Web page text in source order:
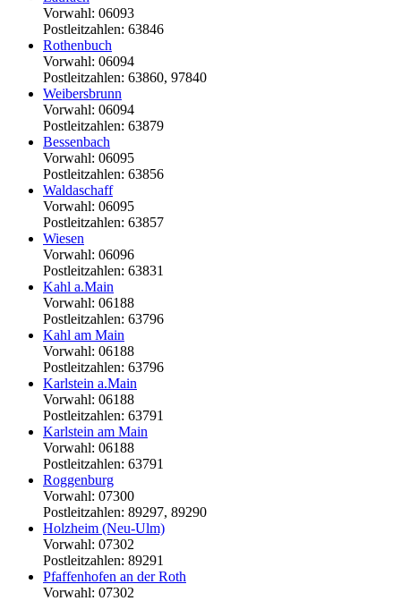
Vorwahl: 06093
Postleitzahlen: 63846
Rothenbuch
Vorwahl: 06094
Postleitzahlen: 63860, 97840
Weibersbrunn
Vorwahl: 06094
Postleitzahlen: 63879
Bessenbach
Vorwahl: 06095
Postleitzahlen: 63856
Waldaschaff
Vorwahl: 06095
Postleitzahlen: 63857
Wiesen
Vorwahl: 06096
Postleitzahlen: 63831
Kahl a.Main
Vorwahl: 06188
Postleitzahlen: 63796
Kahl am Main
Vorwahl: 06188
Postleitzahlen: 63796
Karlstein a.Main
Vorwahl: 06188
Postleitzahlen: 63791
Karlstein am Main
Vorwahl: 06188
Postleitzahlen: 63791
Roggenburg
Vorwahl: 07300
Postleitzahlen: 89297, 89290
Holzheim (Neu-Ulm)
Vorwahl: 07302
Postleitzahlen: 89291
Pfaffenhofen an der Roth
Vorwahl: 07302